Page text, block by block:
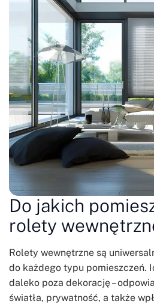
Do jakich
rolety
Rolety wewnętrzne są
do każdego typu pomieszczeń.
daleko poza dekorację –
światła, prywatność, a także